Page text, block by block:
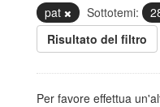
pat
Sottotemi:
Risultato del filtro
Per favore effettua